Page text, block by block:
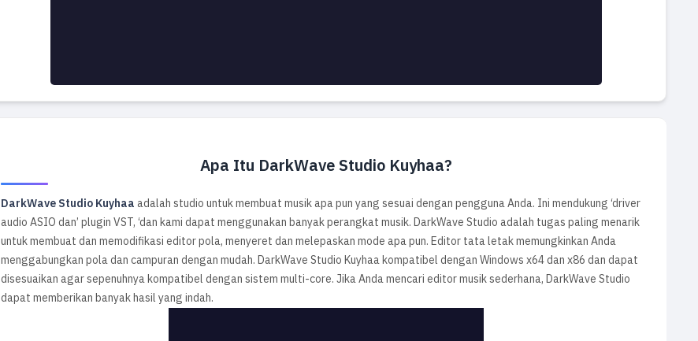
Apa Itu DarkWave Studio Kuyhaa?
DarkWave Studio Kuyhaaadalah studio untuk membuat musik apa pun yang sesuai dengan pengguna Anda. Ini mendukung ‘driver
audio ASIO dan’ plugin VST, ‘dan kami dapat menggunakan banyak perangkat musik. DarkWave Studio adalah tugas paling menarik
untuk membuat dan memodifikasi editor pola, menyeret dan melepaskan mode apa pun. Editor tata letak memungkinkan Anda
menggabungkan pola dan campuran dengan mudah. DarkWave Studio Kuyhaa kompatibel dengan Windows x64 dan x86 dan dapat
disesuaikan agar sepenuhnya kompatibel dengan sistem multi-core. Jika Anda mencari editor musik sederhana, DarkWave Studio
dapat memberikan banyak hasil yang indah.